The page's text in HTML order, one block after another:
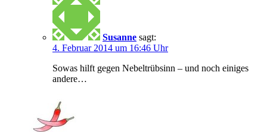
Susanne sagt:
4. Februar 2014 um 16:46 Uhr
Sowas hilft gegen Nebeltrübsinn – und noch einiges
andere…